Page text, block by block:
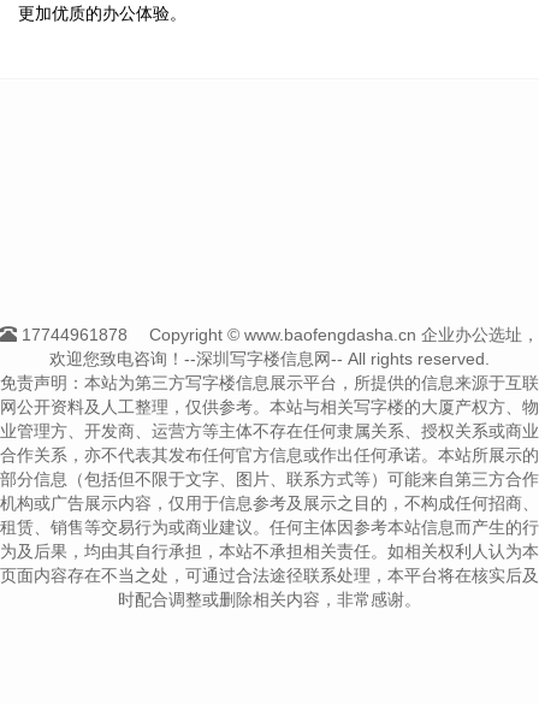
更加优质的办公体验。
17744961878
Copyright © www.baofengdasha.cn 企业办公选址，
欢迎您致电咨询！--深圳写字楼信息网-- All rights reserved.
免责声明：本站为第三方写字楼信息展示平台，所提供的信息来源于互联
网公开资料及人工整理，仅供参考。本站与相关写字楼的大厦产权方、物
业管理方、开发商、运营方等主体不存在任何隶属关系、授权关系或商业
合作关系，亦不代表其发布任何官方信息或作出任何承诺。本站所展示的
部分信息（包括但不限于文字、图片、联系方式等）可能来自第三方合作
机构或广告展示内容，仅用于信息参考及展示之目的，不构成任何招商、
租赁、销售等交易行为或商业建议。任何主体因参考本站信息而产生的行
为及后果，均由其自行承担，本站不承担相关责任。如相关权利人认为本
页面内容存在不当之处，可通过合法途径联系处理，本平台将在核实后及
时配合调整或删除相关内容，非常感谢。